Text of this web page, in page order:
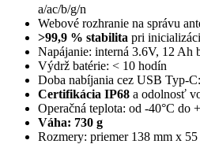
a/ac/b/g/n
Webové rozhranie na správu
>99,9 % stabilita pri
Napájanie: interná 3.6V, 12 Ah
Výdrž batérie: < 10 hodín
Doba nabíjania cez USB Typ-
Certifikácia IP68 a odolnosť
Operačná teplota: od -40°C do
Váha: 730 g
Rozmery: priemer 138 mm x